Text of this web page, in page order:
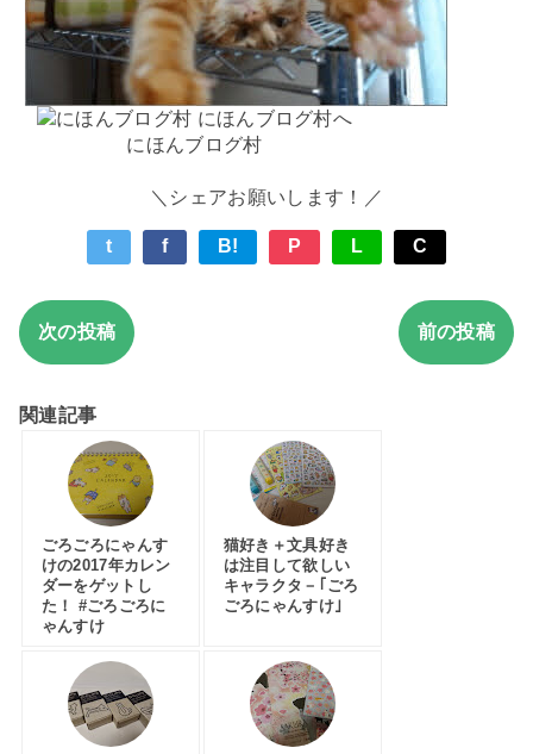
にほんブログ村
＼シェアお願いします！／
t f B! P L C
次の投稿 前の投稿
関連記事
ごろごろにゃんす
けの2017年カレン
ダーをゲットし
た！ #ごろごろに
ゃんすけ
猫好き＋文具好き
は注目して欲しい
キャラクタ－｢ごろ
ごろにゃんすけ｣